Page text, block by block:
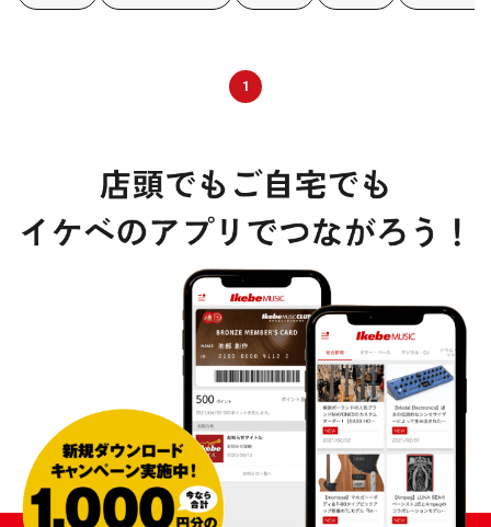
配信/ライブ機器 楽器アクセサリ
ヴィンテージ
1